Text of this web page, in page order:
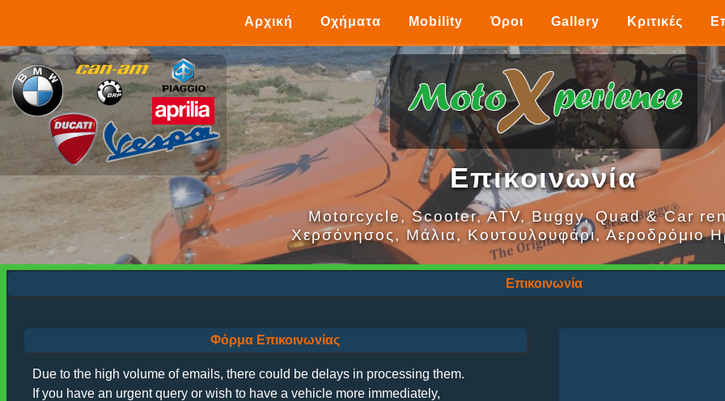
Αρχική Οχήματα Mobility Όροι Gallery Κριτικές
Επικοινωνία
Motorcycle, Scooter, ATV, Buggy, Quad & Car
Χερσόνησος, Μάλια, Κουτουλουφάρι, Αεροδρόμιο
Επικοινωνία
Φόρμα Επικοινωνίας
Due to the high volume of emails, there could be delays in processing them.
If you have an urgent query or wish to have a vehicle more immediately,